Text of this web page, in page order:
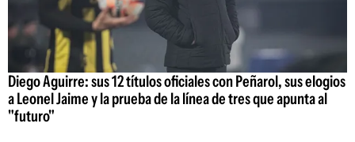
Diego Aguirre: sus 12 títulos oficiales con Peñarol, sus elogios
a Leonel Jaime y la prueba de la línea de tres que apunta al
"futuro"